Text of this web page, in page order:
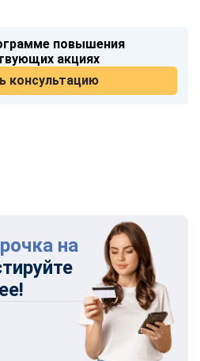
повышения
акциях
консультацию
на